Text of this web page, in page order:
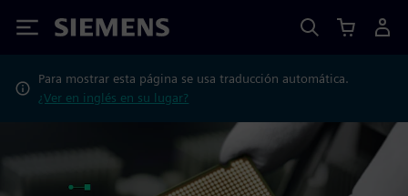
Siemens
Para mostrar esta página se usa traducción automática.
¿Ver en inglés en su lugar?